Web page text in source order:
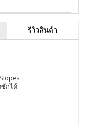
รีวิวสินค้า
ซักได้